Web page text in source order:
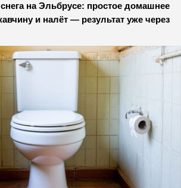
на Эльбрусе: простое домашнее
и налёт — результат уже через